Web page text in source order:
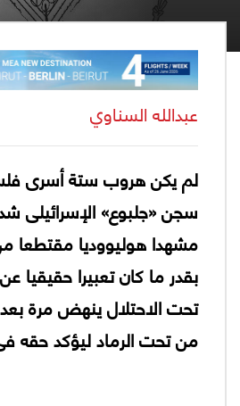
عبدالله السناوي
لم يكن هروب ستة أسرى
سجن «جلبوع» الإسرائيلى
مشهدا هوليووديا مقتطعا
بقدر ما كان تعبيرا حقيقيا
تحت الاحتلال ينهض مرة بعد
من تحت الرماد ليؤكد حقه فى